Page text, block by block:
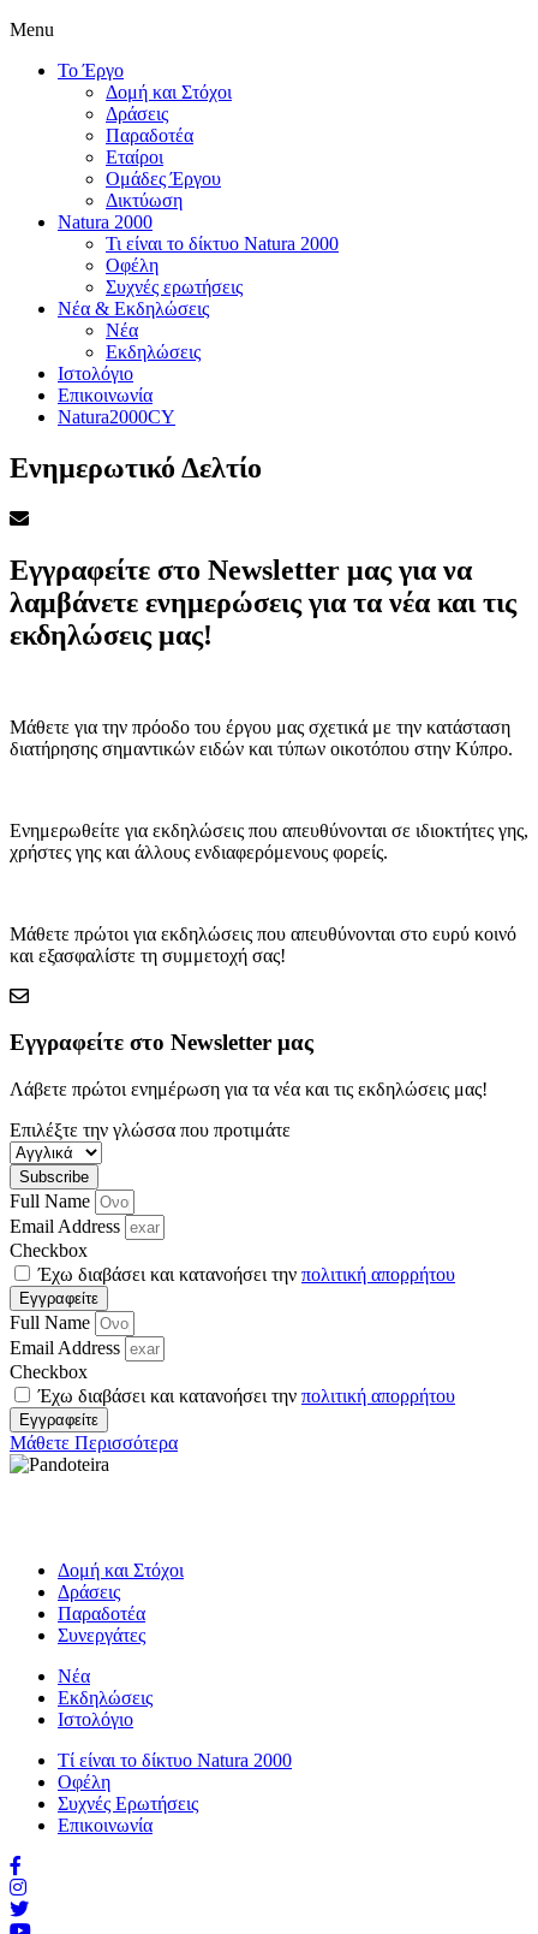
Menu
Το Έργο
Δομή και Στόχοι
Δράσεις
Παραδοτέα
Εταίροι
Ομάδες Έργου
Δικτύωση
Natura 2000
Τι είναι το δίκτυο Natura 2000
Οφέλη
Συχνές ερωτήσεις
Νέα & Εκδηλώσεις
Νέα
Εκδηλώσεις
Ιστολόγιο
Επικοινωνία
Natura2000CY
Ενημερωτικό Δελτίο
Εγγραφείτε στο Newsletter μας για να
λαμβάνετε ενημερώσεις για τα νέα και τις
εκδηλώσεις μας!
Μάθετε για την πρόοδο του έργου μας σχετικά με την κατάσταση
διατήρησης σημαντικών ειδών και τύπων οικοτόπου στην Κύπρο.
Ενημερωθείτε για εκδηλώσεις που απευθύνονται σε ιδιοκτήτες γης,
χρήστες γης και άλλους ενδιαφερόμενους φορείς.
Μάθετε πρώτοι για εκδηλώσεις που απευθύνονται στο ευρύ κοινό
και εξασφαλίστε τη συμμετοχή σας!
Εγγραφείτε στο Newsletter μας
Λάβετε πρώτοι ενημέρωση για τα νέα και τις εκδηλώσεις μας!
Επιλέξτε την γλώσσα που προτιμάτε
Subscribe
Full Name
Email Address
Checkbox
Έχω διαβάσει και κατανοήσει την πολιτική απορρήτου
Εγγραφείτε
Full Name
Email Address
Checkbox
Έχω διαβάσει και κατανοήσει την πολιτική απορρήτου
Εγγραφείτε
Μάθετε Περισσότερα
Δομή και Στόχοι
Δράσεις
Παραδοτέα
Συνεργάτες
Νέα
Εκδηλώσεις
Ιστολόγιο
Τί είναι το δίκτυο Natura 2000
Οφέλη
Συχνές Ερωτήσεις
Επικοινωνία